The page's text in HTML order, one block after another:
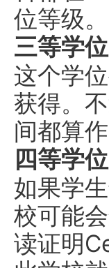
位等级。
三等学
这个学
获得。
间都算作
四等学
如果学
校可能
读证明